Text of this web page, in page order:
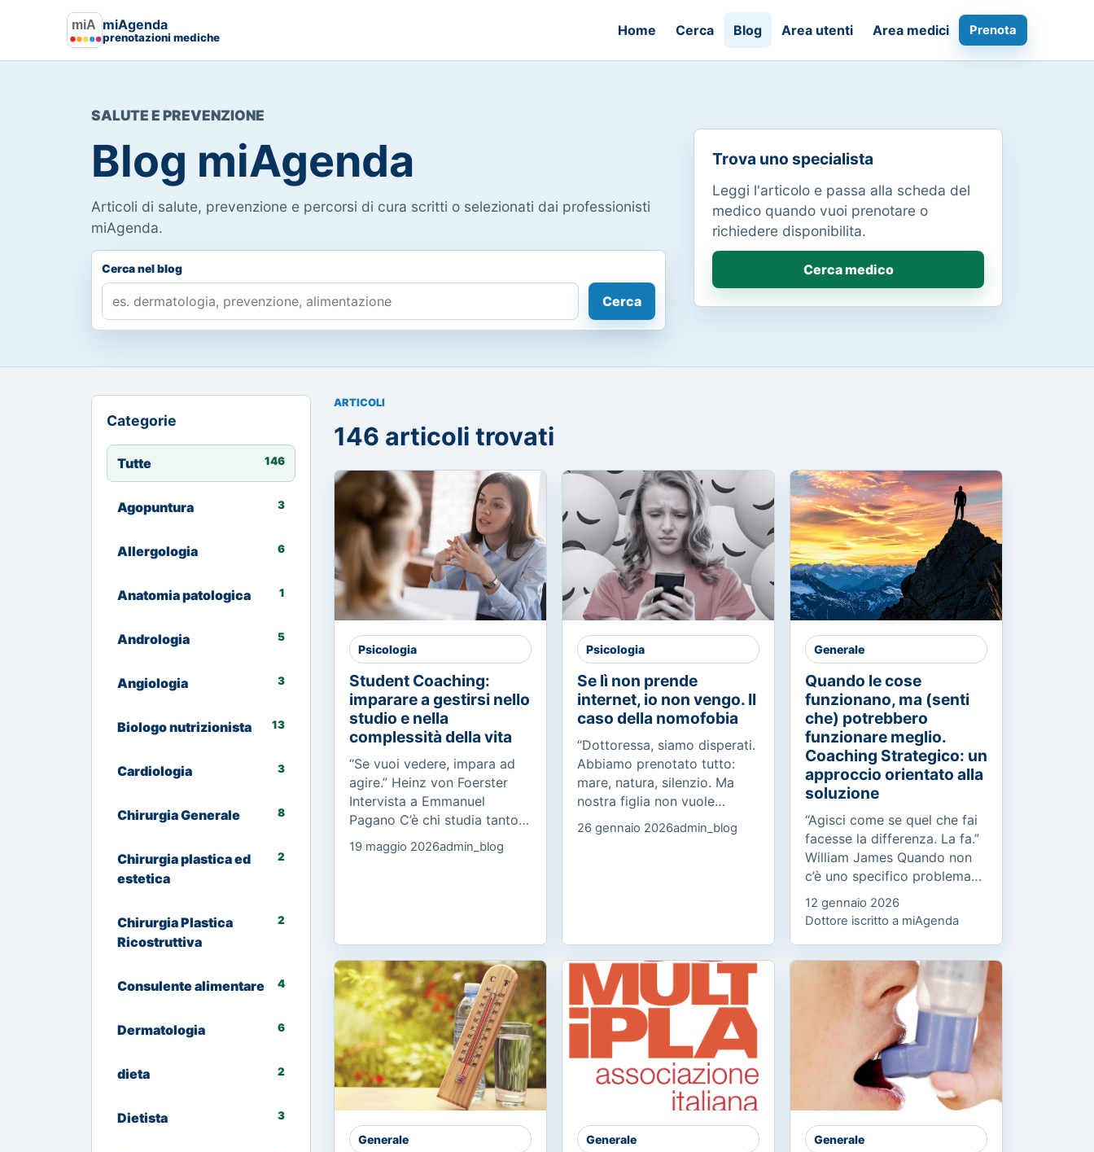
miAgenda
prenotazioni mediche Home Cerca Blog Area utenti Area medici Prenota
SALUTE E PREVENZIONE
Blog miAgenda
Articoli di salute, prevenzione e percorsi di cura scritti o selezionati dai professionisti
miAgenda.
Cerca nel blog
Cerca
Trova uno specialista
Leggi l'articolo e passa alla scheda del
medico quando vuoi prenotare o
richiedere disponibilita.
Cerca medico
Categorie
Tutte 146
Agopuntura 3
Allergologia 6
Anatomia patologica 1
Andrologia 5
Angiologia 3
Biologo nutrizionista 13
Cardiologia 3
Chirurgia Generale 8
Chirurgia plastica ed
estetica
2
Chirurgia Plastica
Ricostruttiva
2
Consulente alimentare 4
Dermatologia 6
dieta 2
Dietista 3
ARTICOLI
146 articoli trovati
Psicologia
Student Coaching:
imparare a gestirsi nello
studio e nella
complessità della vita
“Se vuoi vedere, impara ad
agire.” Heinz von Foerster
Intervista a Emmanuel
Pagano C’è chi studia tanto,
ma arriva all’esame stanco.
C’è chi conosce la materia,
19 maggio 2026admin_blog
Psicologia
Se lì non prende
internet, io non vengo. Il
caso della nomofobia
“Dottoressa, siamo disperati.
Abbiamo prenotato tutto:
mare, natura, silenzio. Ma
nostra figlia non vuole
partire. Dice che lì non
prende internet. Non è un
26 gennaio 2026admin_blog
Generale
Quando le cose
funzionano, ma (senti
che) potrebbero
funzionare meglio.
Coaching Strategico: un
approccio orientato alla
soluzione
“Agisci come se quel che fai
facesse la differenza. La fa.”
William James Quando non
c’è uno specifico problema
da risolvere, ma un
potenziale da esprimere
Molte persone, pur avendo
12 gennaio 2026
Dottore iscritto a miAgenda
Generale Generale Generale